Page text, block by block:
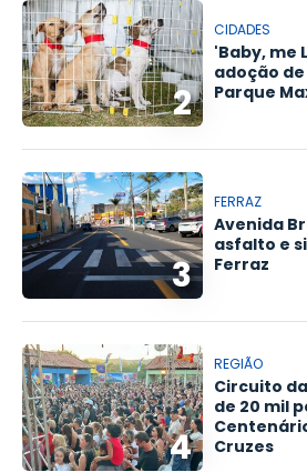
2
CIDADES
'Baby, me
adoção
Parque
3
FERRAZ
Avenida
asfalto e
Ferraz
4
REGIÃO
Circuito
de 20 mil
Cruzes